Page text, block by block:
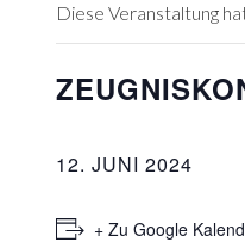
Diese Veranstaltung
12. JUNI 2024
+ Zu Google